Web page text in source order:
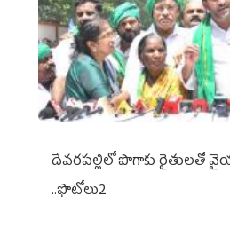
దేవరపల్లిలో పొగాకు రైతులతో
..ఫొటోలు2